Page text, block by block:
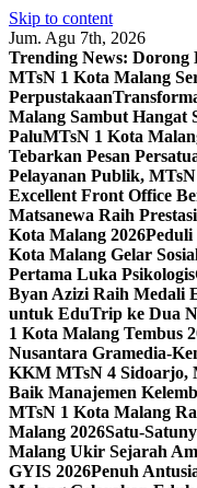
Skip to content
Jum. Agu 7th, 2026
Trending News: Dorong
MTsN 1 Kota Malang
Perpustakaan
Malang Sambut Hangat
PaluMTsN 1 Kota
Tebarkan Pesan
Pelayanan Publik,
Excellent Front Office
Matsanewa Raih
Kota Malang 2026Peduli
Kota Malang Gelar
Pertama Luka Psikologis
Byan Azizi Raih Medali
untuk EduTrip ke Dua
1 Kota Malang Tembus
Nusantara Gramedia-
KKM MTsN 4 Sidoarjo,
Baik Manajemen
MTsN 1 Kota Malang
Malang 2026Satu-
Malang Ukir Sejarah
GYIS 2026Penuh